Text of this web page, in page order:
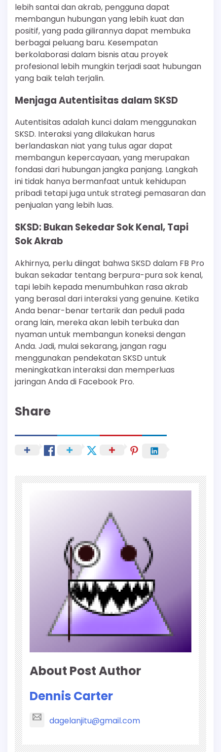
lebih santai dan akrab, pengguna dapat
membangun hubungan yang lebih kuat dan
positif, yang pada gilirannya dapat membuka
berbagai peluang baru. Kesempatan
berkolaborasi dalam bisnis atau proyek
profesional lebih mungkin terjadi saat hubungan
yang baik telah terjalin.
Menjaga Autentisitas dalam SKSD
Autentisitas adalah kunci dalam menggunakan
SKSD. Interaksi yang dilakukan harus
berlandaskan niat yang tulus agar dapat
membangun kepercayaan, yang merupakan
fondasi dari hubungan jangka panjang. Langkah
ini tidak hanya bermanfaat untuk kehidupan
pribadi tetapi juga untuk strategi pemasaran dan
penjualan yang lebih luas.
SKSD: Bukan Sekedar Sok Kenal, Tapi
Sok Akrab
Akhirnya, perlu diingat bahwa SKSD dalam FB Pro
bukan sekadar tentang berpura-pura sok kenal,
tapi lebih kepada menumbuhkan rasa akrab
yang berasal dari interaksi yang genuine. Ketika
Anda benar-benar tertarik dan peduli pada
orang lain, mereka akan lebih terbuka dan
nyaman untuk membangun koneksi dengan
Anda. Jadi, mulai sekarang, jangan ragu
menggunakan pendekatan SKSD untuk
meningkatkan interaksi dan memperluas
jaringan Anda di Facebook Pro.
Share
About Post Author
Dennis Carter
dagelanjitu@gmail.com